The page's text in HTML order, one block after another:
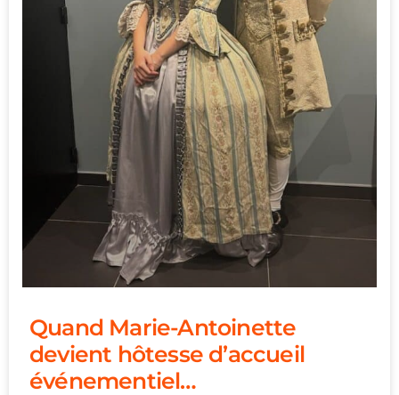
Quand Marie-Antoinette
devient hôtesse d’accueil
événementiel…